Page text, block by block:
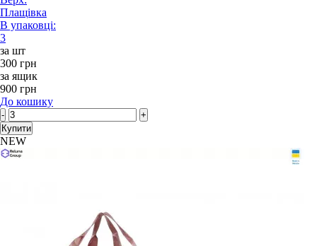
Плащівка
В упаковці:
3
за шт
300 грн
за ящик
900 грн
До кошику
-
+
Купити
NEW